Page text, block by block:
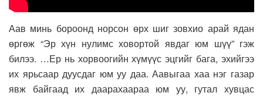
Аав минь бороонд норсон өрх шиг зовхио арай ядан
өргөж “Эр хүн нулимс ховортой явдаг юм шүү” гэж
билээ. …Ер нь хорвоогийн хүмүүс эцгийг бага, эхийгээ
их ярьсаар дуусдаг юм уу даа. Аавыгаа хаа нэг газар
явж байгаад их даарахаараа юм уу, гутал хувцас